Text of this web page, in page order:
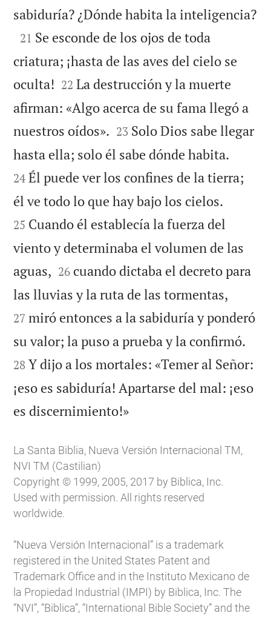
sabiduría? ¿Dónde habita la inteligencia?

21 Se esconde de los ojos de toda
criatura; ¡hasta de las aves del cielo se
oculta! 

22 La destrucción y la muerte
afirman: «Algo acerca de su fama llegó a
nuestros oídos». 

23 Solo Dios sabe llegar
hasta ella; solo él sabe dónde habita.
24 Él puede ver los confines de la tierra;
él ve todo lo que hay bajo los cielos.
25 Cuando él establecía la fuerza del
viento y determinaba el volumen de las
aguas, 

26 cuando dictaba el decreto para
las lluvias y la ruta de las tormentas,
27 miró entonces a la sabiduría y ponderó
su valor; la puso a prueba y la confirmó.
28 Y dijo a los mortales: «Temer al Señor:
¡eso es sabiduría! Apartarse del mal: ¡eso
es discernimiento!»
La Santa Biblia, Nueva Versión Internacional TM,
NVI TM (Castilian)
Copyright © 1999, 2005, 2017 by Biblica, Inc.
Used with permission. All rights reserved
worldwide.
“Nueva Versión Internacional” is a trademark
registered in the United States Patent and
Trademark Office and in the Instituto Mexicano de
la Propiedad Industrial (IMPI) by Biblica, Inc. The
“NVI”, “Biblica”, “International Bible Society” and the